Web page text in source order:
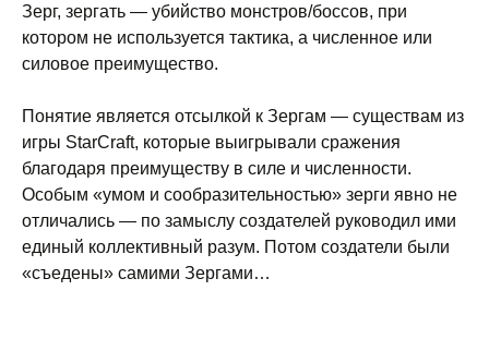
Зерг, зергать — убийство монстров/боссов, при
котором не используется тактика, а численное или
силовое преимущество.
Понятие является отсылкой к Зергам — существам из
игры StarCraft, которые выигрывали сражения
благодаря преимуществу в силе и численности.
Особым «умом и сообразительностью» зерги явно не
отличались — по замыслу создателей руководил ими
единый коллективный разум. Потом создатели были
«съедены» самими Зергами…